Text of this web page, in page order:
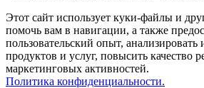
Этот сайт использует куки-файлы и
помочь вам в навигации, а также
пользовательский опыт,
продуктов и услуг, повысить качество
маркетинговых активностей.
Политика конфиденциальности.